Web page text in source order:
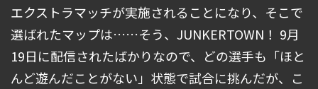
エクストラマッチが実施されることになり、そこで
選ばれたマップは……そう、JUNKERTOWN！ 9月
19日に配信されたばかりなので、どの選手も「ほと
んど遊んだことがない」状態で試合に挑んだが、こ